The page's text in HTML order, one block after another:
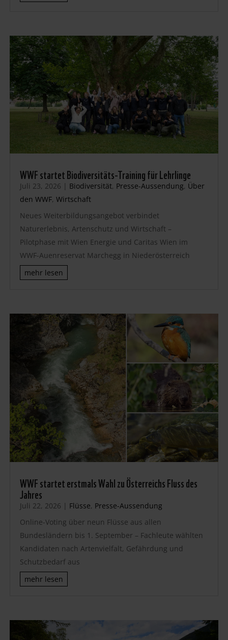
WWF startet Biodiversitäts-Training für Lehrlinge
Juli 23, 2026 | Biodiversität, Presse-Aussendung, Über
den WWF, Wirtschaft
Neues Weiterbildungsangebot verbindet
Naturerlebnis, Artenschutz und Wirtschaft –
Pilotphase mit Wien Energie und Caritas Wien im
WWF-Auenreservat Marchegg in Niederösterreich
mehr lesen
WWF startet erstmals Wahl zu Österreichs Fluss des
Jahres
Juli 22, 2026 | Flüsse, Presse-Aussendung
Online-Voting über neun Flüsse aus allen
Bundesländern bis 1. September – Fachleute wählten
Kandidaten nach Artenvielfalt, Gefährdung und
Schutzbedarf aus
mehr lesen